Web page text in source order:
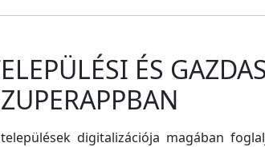
ÉS
digitalizációja magában